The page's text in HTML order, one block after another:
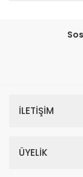
İLETİŞİM
ÜYELİK